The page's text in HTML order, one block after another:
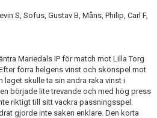
S, Sofus, Gustav B, Måns, Philip, Carl F,
Mariedals IP för match mot Lilla Torg
förra helgens vinst och skönspel mot
laget skulle ta sin andra raka vinst i
började lite trevande och med hög press
riktigt till sitt vackra passningsspel.
gjorde inte saken enklare. Den korta